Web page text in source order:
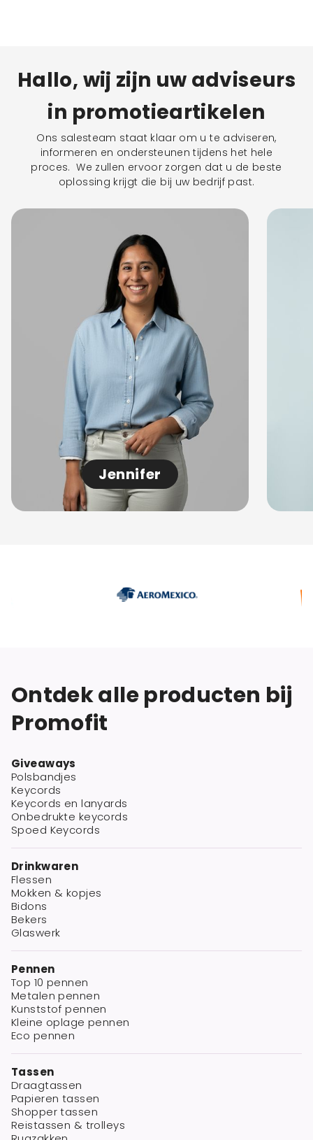
Hallo, wij zijn uw adviseurs
in promotieartikelen
Ons salesteam staat klaar om u te adviseren,
informeren en ondersteunen tijdens het hele
proces. We zullen ervoor zorgen dat u de beste
oplossing krijgt die bij uw bedrijf past.
Jennifer
Ontdek alle producten bij
Promofit
Giveaways
Polsbandjes
Keycords
Keycords en lanyards
Onbedrukte keycords
Spoed Keycords
Drinkwaren
Flessen
Mokken & kopjes
Bidons
Bekers
Glaswerk
Pennen
Top 10 pennen
Metalen pennen
Kunststof pennen
Kleine oplage pennen
Eco pennen
Tassen
Draagtassen
Papieren tassen
Shopper tassen
Reistassen & trolleys